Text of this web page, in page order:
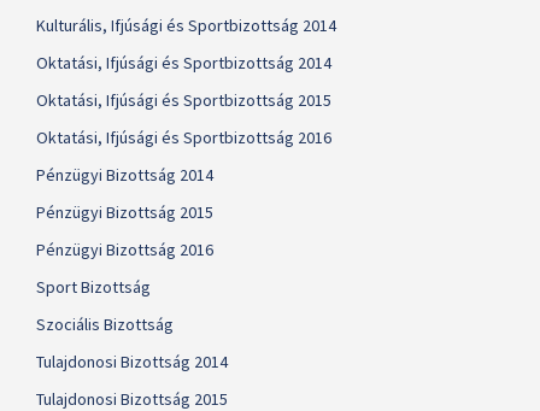
Kulturális, Ifjúsági és Sportbizottság 2014
Oktatási, Ifjúsági és Sportbizottság 2014
Oktatási, Ifjúsági és Sportbizottság 2015
Oktatási, Ifjúsági és Sportbizottság 2016
Pénzügyi Bizottság 2014
Pénzügyi Bizottság 2015
Pénzügyi Bizottság 2016
Sport Bizottság
Szociális Bizottság
Tulajdonosi Bizottság 2014
Tulajdonosi Bizottság 2015